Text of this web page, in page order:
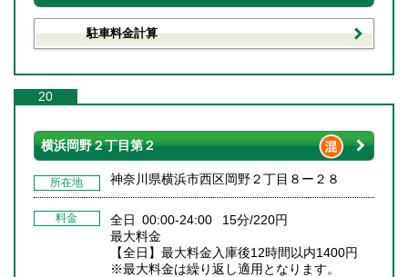
駐車料金計算
20
横浜岡野２丁目第２
所在地 神奈川県横浜市西区岡野２丁目８ー２８
料金
全日 00:00-24:00 15分/220円
最大料金
【全日】最大料金入庫後12時間以内1400円
※最大料金は繰り返し適用となります。